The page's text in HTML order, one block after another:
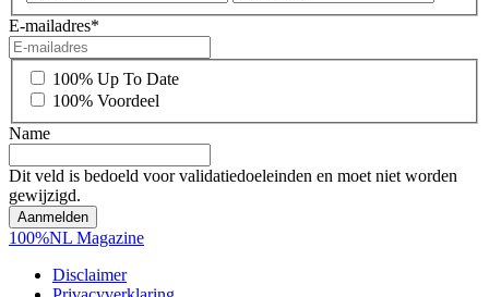
E-mailadres*
*
100% Up To Date
100% Voordeel
Name
Dit veld is bedoeld voor validatiedoeleinden en moet niet worden
gewijzigd.
100%NL Magazine
Disclaimer